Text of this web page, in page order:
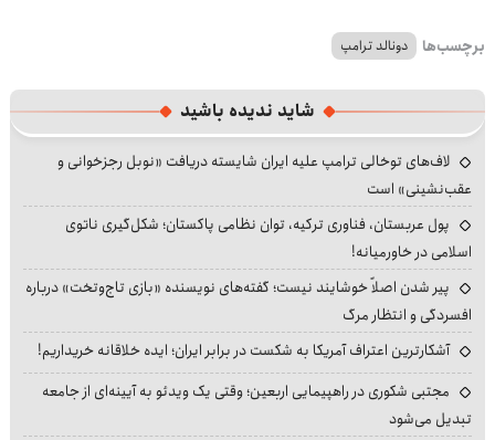
برچسب‌ها دونالد ترامپ
شاید ندیده باشید
لاف‌های توخالی ترامپ علیه ایران شایسته دریافت «نوبل رجزخوانی و
عقب‌نشینی» است
پول عربستان، فناوری ترکیه، توان نظامی پاکستان؛ شکل‌گیری ناتوی
اسلامی در خاورمیانه!
پیر شدن اصلاً خوشایند نیست؛ گفته‌های نویسنده «بازی تاج‌وتخت» درباره
افسردگی و انتظار مرگ
آشکارترین اعتراف آمریکا به شکست در برابر ایران؛ ایده خلاقانه خریداریم!
مجتبی شکوری در راهپیمایی اربعین؛ وقتی یک ویدئو به آیینه‌ای از جامعه
تبدیل می‌شود